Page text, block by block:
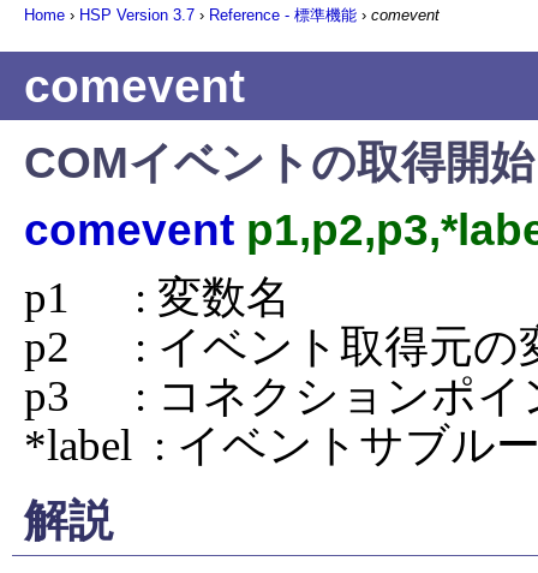
Home › HSP Version 3.7 › Reference - 標準機能 › comevent
comevent
COMイベントの取得開始
comevent
p1      : 変数名
p2      : イベント取得元の
p3      : コネクションポ
*label  : イベントサブル
解説